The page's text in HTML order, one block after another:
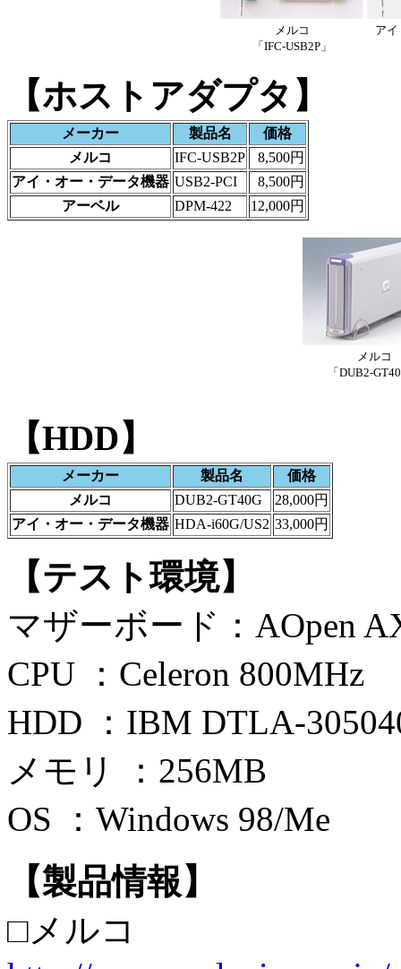
メルコ
「IFC-USB2P」
ア
【ホストアダプタ】
メーカー 製品名
価格
メルコ
IFC-USB2P
8,500円
アイ・オー・データ機器 USB2-PCI
8,500円
アーベル
DPM-422 12,000円
メルコ
「DUB2-
【HDD】
メーカー 製品名
価格
メルコ
DUB2-GT40G
28,000円
アイ・オー・データ機器 HDA-i60G/US2 33,000円
【テスト環境】
マザーボード：AOpen
CPU ：Celeron 800MHz
HDD ：IBM DTLA-
メモリ ：256MB
OS ：Windows 98/Me
【製品情報】
□メルコ